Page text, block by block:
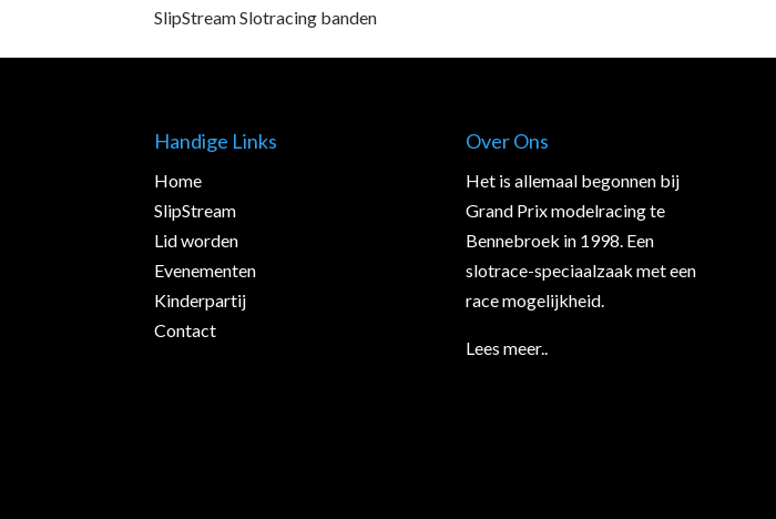
SlipStream Slotracing banden
Handige Links
Home
SlipStream
Lid worden
Evenementen
Kinderpartij
Contact
Over Ons
Het is allemaal begonnen bij
Grand Prix modelracing te
Bennebroek in 1998. Een
slotrace-speciaalzaak met een
race mogelijkheid.
Lees meer..